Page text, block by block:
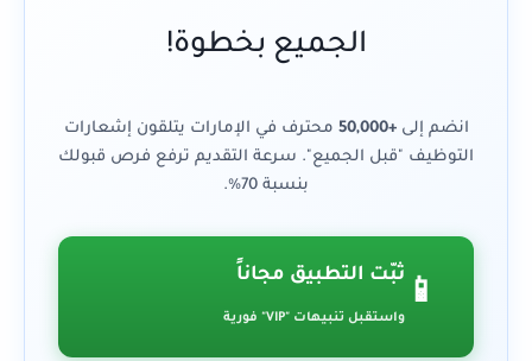
الجميع بخطوة!
انضم إلى+50,000
محترف في الإمارات يتلقون إشعارات
التوظيف "قبل الجميع". سرعة التقديم ترفع فرص قبولك
بنسبة 70%.
📱
ثبّت التطبيق مجاناً
واستقبل تنبيهات "VIP" فورية